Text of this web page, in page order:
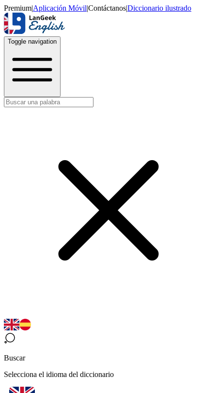
Premium|Aplicación Móvil|Contáctanos|Diccionario ilustrado
Toggle navigation
Buscar
Selecciona el idioma del diccionario